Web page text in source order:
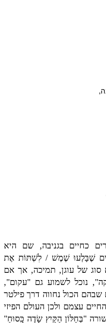
,
כחיים בגניבה, שם היא
שֶׁבָּלְעוּ שֶׁמֶשׁ / לִשְׁתּוֹת אֶת
סוג של עוגן, תמיכה, אך אם
נוכל לשמוע גם "עקום",
שבהם הכול נחווה דרך פילטר
עצמם ולכן העולם הפיזי
"בְּחַלּוֹן הַקַּיִץ שָׂדֶה כִָּסוּחַ"